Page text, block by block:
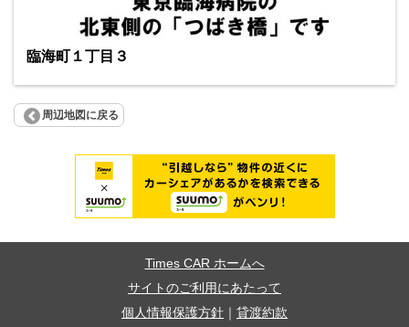
臨海町１丁目３
周辺地図に戻る
Times CAR ホームへ
サイトのご利用にあたって
個人情報保護方針
貸渡約款